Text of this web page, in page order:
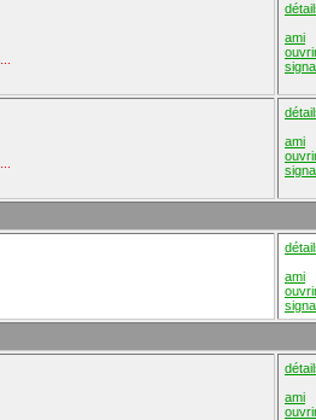
ami
ami
ami
ami